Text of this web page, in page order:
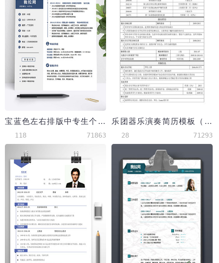
宝蓝色左右排版中专生个人简历模板
118 71863
乐团器乐演奏简历模板（突出获奖证书，演出经历）
28 71293